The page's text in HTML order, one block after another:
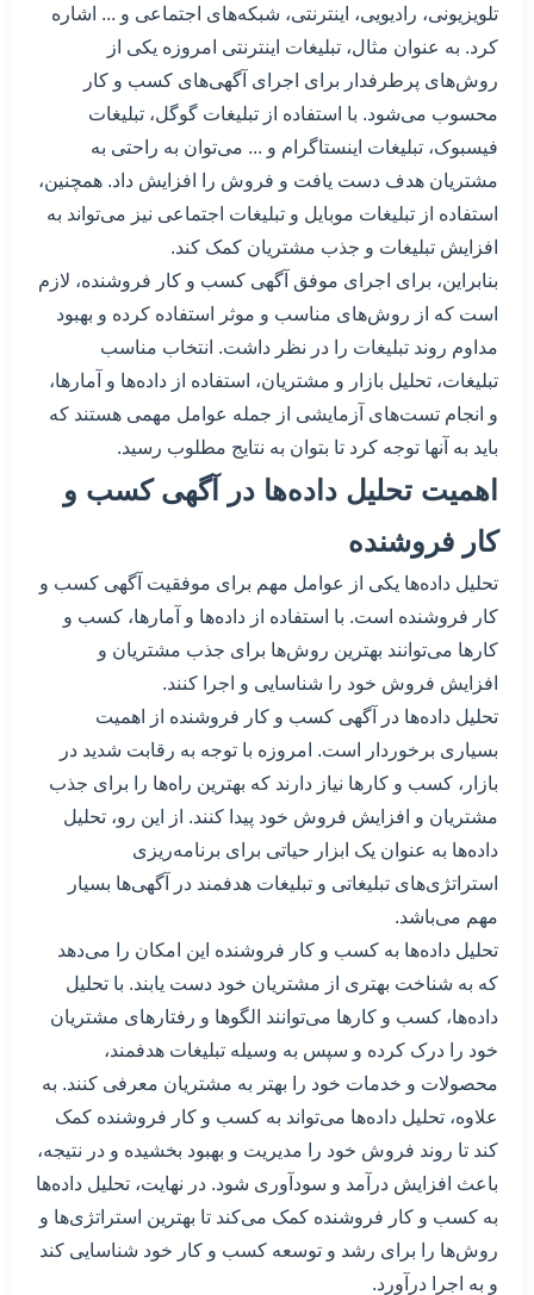
تلویزیونی، رادیویی، اینترنتی، شبکه‌های اجتماعی و ... اشاره
کرد. به عنوان مثال، تبلیغات اینترنتی امروزه یکی از
روش‌های پرطرفدار برای اجرای آگهی‌های کسب و کار
محسوب می‌شود. با استفاده از تبلیغات گوگل، تبلیغات
فیسبوک، تبلیغات اینستاگرام و ... می‌توان به راحتی به
مشتریان هدف دست یافت و فروش را افزایش داد. همچنین،
استفاده از تبلیغات موبایل و تبلیغات اجتماعی نیز می‌تواند به
افزایش تبلیغات و جذب مشتریان کمک کند.
بنابراین، برای اجرای موفق آگهی کسب و کار فروشنده، لازم
است که از روش‌های مناسب و موثر استفاده کرده و بهبود
مداوم روند تبلیغات را در نظر داشت. انتخاب مناسب
تبلیغات، تحلیل بازار و مشتریان، استفاده از داده‌ها و آمارها،
و انجام تست‌های آزمایشی از جمله عوامل مهمی هستند که
باید به آنها توجه کرد تا بتوان به نتایج مطلوب رسید.
اهمیت تحلیل داده‌ها در آگهی کسب و
کار فروشنده
تحلیل داده‌ها یکی از عوامل مهم برای موفقیت آگهی کسب و
کار فروشنده است. با استفاده از داده‌ها و آمارها، کسب و
کارها می‌توانند بهترین روش‌ها برای جذب مشتریان و
افزایش فروش خود را شناسایی و اجرا کنند.
تحلیل داده‌ها در آگهی کسب و کار فروشنده از اهمیت
بسیاری برخوردار است. امروزه با توجه به رقابت شدید در
بازار، کسب و کارها نیاز دارند که بهترین راه‌ها را برای جذب
مشتریان و افزایش فروش خود پیدا کنند. از این رو، تحلیل
داده‌ها به عنوان یک ابزار حیاتی برای برنامه‌ریزی
استراتژی‌های تبلیغاتی و تبلیغات هدفمند در آگهی‌ها بسیار
مهم می‌باشد.
تحلیل داده‌ها به کسب و کار فروشنده این امکان را می‌دهد
که به شناخت بهتری از مشتریان خود دست یابند. با تحلیل
داده‌ها، کسب و کارها می‌توانند الگوها و رفتارهای مشتریان
خود را درک کرده و سپس به وسیله تبلیغات هدفمند،
محصولات و خدمات خود را بهتر به مشتریان معرفی کنند. به
علاوه، تحلیل داده‌ها می‌تواند به کسب و کار فروشنده کمک
کند تا روند فروش خود را مدیریت و بهبود بخشیده و در نتیجه،
باعث افزایش درآمد و سودآوری شود. در نهایت، تحلیل داده‌ها
به کسب و کار فروشنده کمک می‌کند تا بهترین استراتژی‌ها و
روش‌ها را برای رشد و توسعه کسب و کار خود شناسایی کند
و به اجرا درآورد.